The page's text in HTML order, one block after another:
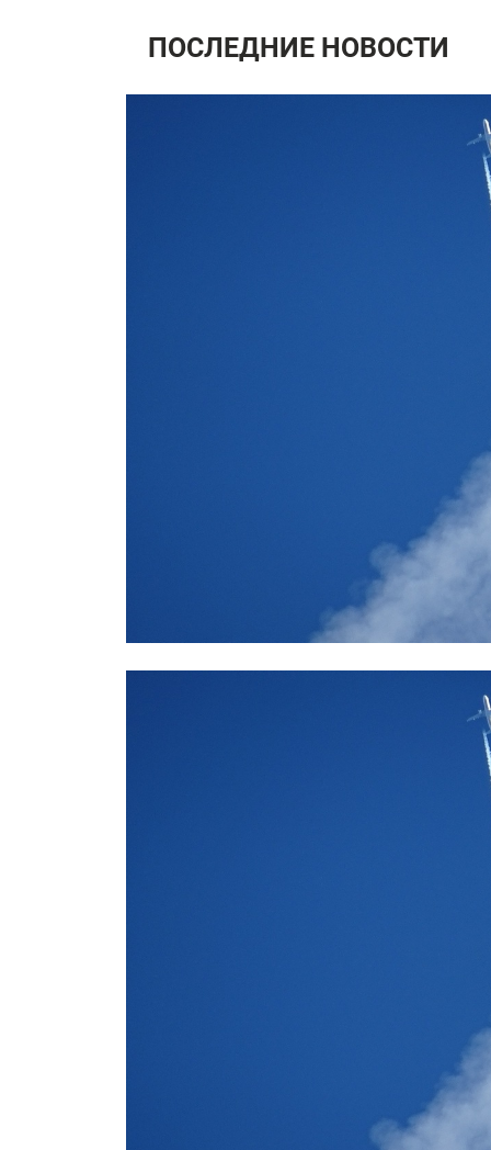
ПОСЛЕДНИЕ НОВОСТИ
СМИ: над Ростовом-на-Дону едва